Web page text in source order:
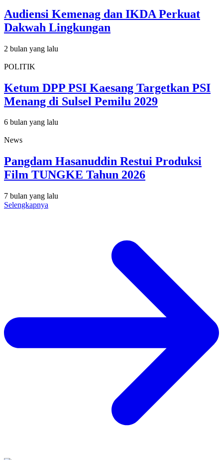
Audiensi Kemenag dan IKDA Perkuat
Dakwah Lingkungan
2 bulan yang lalu
POLITIK
Ketum DPP PSI Kaesang Targetkan PSI
Menang di Sulsel Pemilu 2029
6 bulan yang lalu
News
Pangdam Hasanuddin Restui Produksi
Film TUNGKE Tahun 2026
7 bulan yang lalu
Selengkapnya